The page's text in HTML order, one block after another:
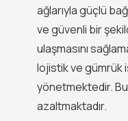
ağlarıyla güçlü
ve güvenli bir
ulaşmasını
lojistik ve gümrük
yönetmektedir.
azaltmaktadır.